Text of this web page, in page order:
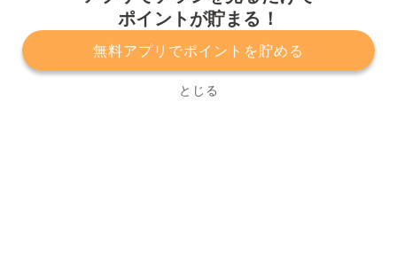
ポイントが貯まる！
無料アプリでポイントを貯める
とじる
プライバシーポリシー 利用規約
運営会社
サービスに関してのお問い合わせ